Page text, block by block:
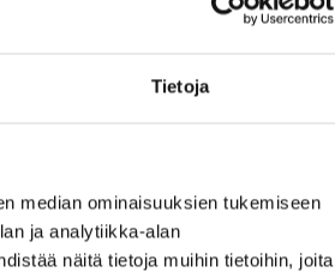
Tietoja
median ominaisuuksien tukemiseen
ja analytiikka-alan
näitä tietoja muihin tietoihin, joita